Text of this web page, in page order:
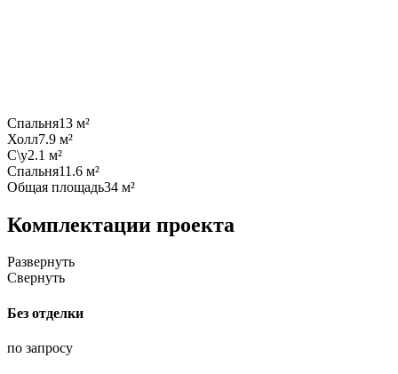
Спальня13 м²
Холл7.9 м²
С\у2.1 м²
Спальня11.6 м²
Общая площадь34 м²
Комплектации проекта
Развернуть
Свернуть
Без отделки
по запросу